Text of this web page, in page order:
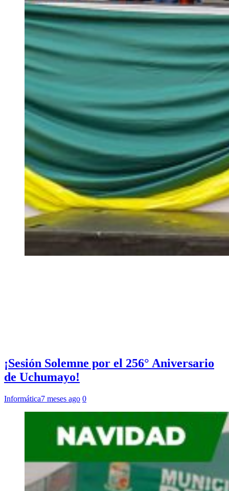
¡Sesión Solemne por el 256° Aniversario
de Uchumayo!
Informática7 meses ago 0